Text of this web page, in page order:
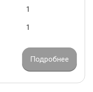
1
1
Подробнее